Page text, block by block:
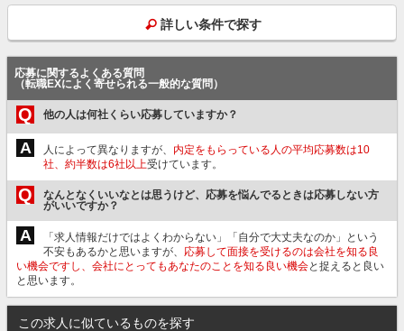
詳しい条件で探す
応募に関するよくある質問
（転職EXによく寄せられる一般的な質問）
Q 他の人は何社くらい応募していますか？
A 人によって異なりますが、 内定をもらっている人の平均応募数は10
社、約半数は6社以上受けています。
Q
なんとなくいいなとは思うけど、応募を悩んでるときは応募しない方
がいいですか？
A
「求人情報だけではよくわからない」「自分で大丈夫なのか」という
不安もあるかと思いますが、 応募して面接を受けるのは会社を知る良
い機会ですし、会社にとってもあなたのことを知る良い機会と捉えると良い
と思います。
この求人に似ているものを探す